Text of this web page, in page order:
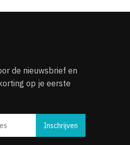
de nieuwsbrief en
op je eerste